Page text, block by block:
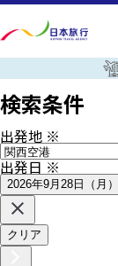
検索条件
出発地 ※
出発日※
2026年9月28日（月）
クリア